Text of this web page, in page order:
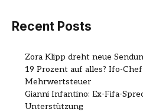
Recent Posts
Zora Klipp dreht neue
19 Prozent auf alles? Ifo-
Mehrwertsteuer
Gianni Infantino: Ex-Fifa-
Unterstützung